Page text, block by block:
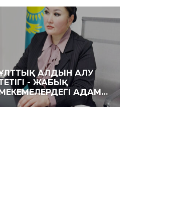
АЛДЫН АЛУ
- ЖАБЫҚ
АДАМ…